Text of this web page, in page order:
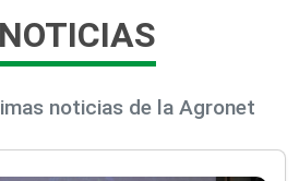
NOTICIAS
noticias de la Agronet